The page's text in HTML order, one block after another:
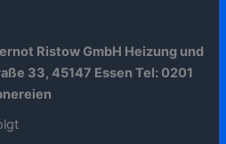
Ristow GmbH Heizung und
33, 45147 Essen Tel: 0201